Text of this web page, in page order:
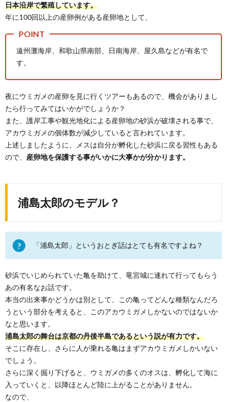
日本沿岸で繁殖しています。
年に100回以上の産卵例がある産卵地として、
遠州灘海岸、和歌山県南部、日南海岸、屋久島などが有名で
す。
夜にウミガメの産卵を見に行くツアーもあるので、機会がありまし
たら行ってみてはいかがでしょうか？
また、護岸工事や観光地化による産卵地の砂浜が破壊される事で、
アカウミガメの個体数が減少していると言われています。
上述しましたように、メスは自分が孵化した砂浜に戻る習性もある
ので、 産卵地を保護する事がいかに大事かが分かります。
浦島太郎のモデル？
「浦島太郎」というおとぎ話はとても有名ですよね？
砂浜でいじめられていた亀を助けて、竜宮城に連れて行ってもらう
あの有名なお話です。
本当の出来事かどうかは別として、この亀ってどんな種類なんだろ
うという部分を考えると、このアカウミガメしかないのではないか
なと思います。
浦島太郎の舞台は京都の丹後半島であるという説が有力です。
そこに存在し、さらに人が乗れる亀はまずアカウミガメしかいない
でしょう。
さらに深く掘り下げると、ウミガメの多くのオスは、孵化して海に
入っていくと、以降ほとんど陸に上がることがありません。
なので、